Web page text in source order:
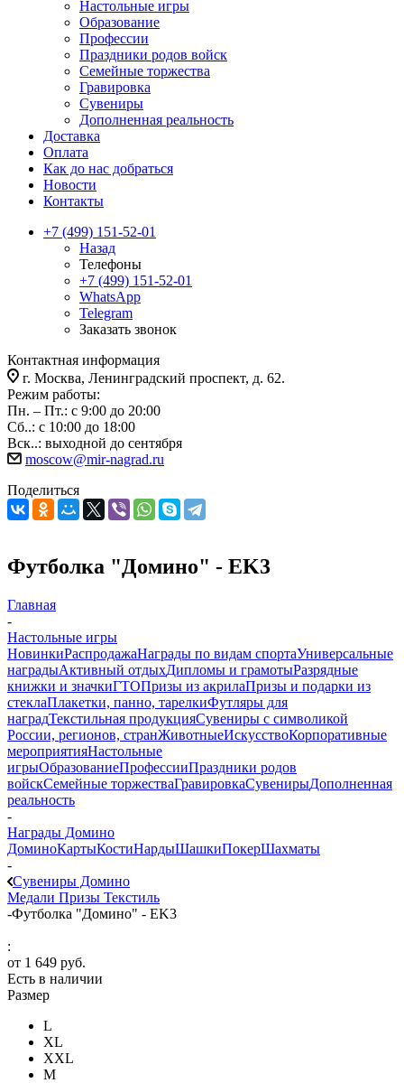
Настольные игры
Образование
Профессии
Праздники родов войск
Семейные торжества
Гравировка
Сувениры
Дополненная реальность
Доставка
Оплата
Как до нас добраться
Новости
Контакты
+7 (499) 151-52-01
Назад
Телефоны
+7 (499) 151-52-01
WhatsApp
Telegram
Заказать звонок
Контактная информация
г. Москва, Ленинградский проспект, д. 62.
Режим работы:
Пн. – Пт.: с 9:00 до 20:00
Сб..: с 10:00 до 18:00
Вск..: выходной до сентября
moscow@mir-nagrad.ru
Поделиться
Футболка "Домино" - EK3
Главная
-
Настольные игры
НовинкиРаспродажаНаграды по видам спортаУниверсальные
наградыАктивный отдыхДипломы и грамотыРазрядные
книжки и значкиГТОПризы из акрилаПризы и подарки из
стеклаПлакетки, панно, тарелкиФутляры для
наградТекстильная продукцияСувениры с символикой
России, регионов, странЖивотныеИскусствоКорпоративные
мероприятияНастольные
игрыОбразованиеПрофессииПраздники родов
войскСемейные торжестваГравировкаСувенирыДополненная
реальность
-
Награды Домино
ДоминоКартыКостиНардыШашкиПокерШахматы
-
Сувениры Домино
Медали Призы Текстиль
-Футболка "Домино" - EK3
:
от 1 649 руб.
Есть в наличии
Размер
L
XL
XXL
М